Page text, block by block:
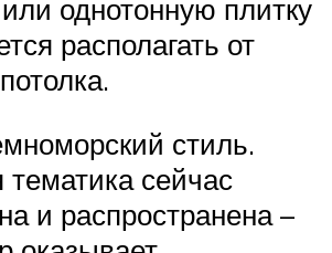
однотонную плитку
располагать от
стиль.
сейчас
и распространена –